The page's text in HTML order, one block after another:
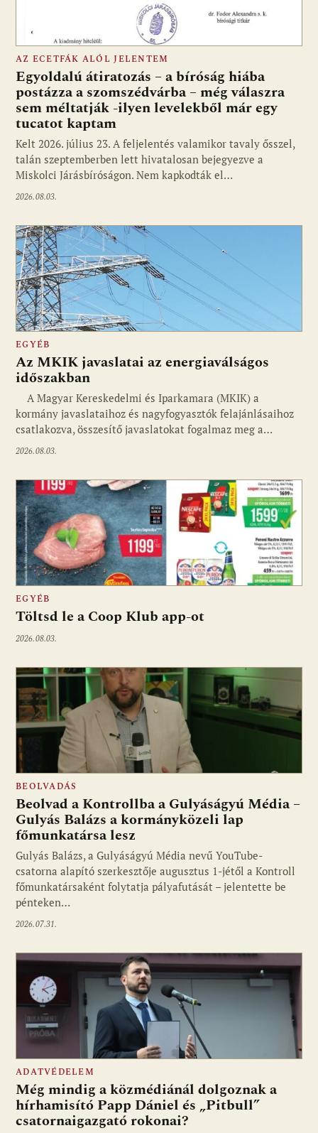
AZ ECETFÁK ALÓL JELENTEM
Egyoldalú átiratozás – a bíróság hiába
postázza a szomszédvárba – még válaszra
sem méltatják -ilyen levelekből már egy
tucatot kaptam
Kelt 2026. július 23. A feljelentés valamikor tavaly ősszel,
talán szeptemberben lett hivatalosan bejegyezve a
Miskolci Járásbíróságon. Nem kapkodták el…
2026.08.03.
EGYÉB
Az MKIK javaslatai az energiaválságos
időszakban
A Magyar Kereskedelmi és Iparkamara (MKIK) a
kormány javaslataihoz és nagyfogyasztók felajánlásaihoz
csatlakozva, összesítő javaslatokat fogalmaz meg a…
2026.08.03.
EGYÉB
Töltsd le a Coop Klub app-ot
2026.08.03.
BEOLVADÁS
Beolvad a Kontrollba a Gulyáságyú Média –
Gulyás Balázs a kormányközeli lap
főmunkatársa lesz
Gulyás Balázs, a Gulyáságyú Média nevű YouTube-
csatorna alapító szerkesztője augusztus 1-jétől a Kontroll
főmunkatársaként folytatja pályafutását – jelentette be
pénteken…
2026.07.31.
ADATVÉDELEM
Még mindig a közmédiánál dolgoznak a
hírhamisító Papp Dániel és „Pitbull”
csatornaigazgató rokonai?